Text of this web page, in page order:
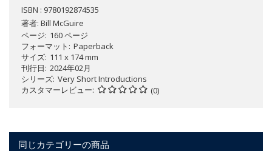
ISBN : 9780192874535
著者: Bill McGuire
ページ 160 ページ
フォーマット
Paperback
サイズ 111 x 174 mm
刊行日 2024年02月
シリーズ Very Short Introductions
カスタマーレビュー
(0)
同じカテゴリーの商品